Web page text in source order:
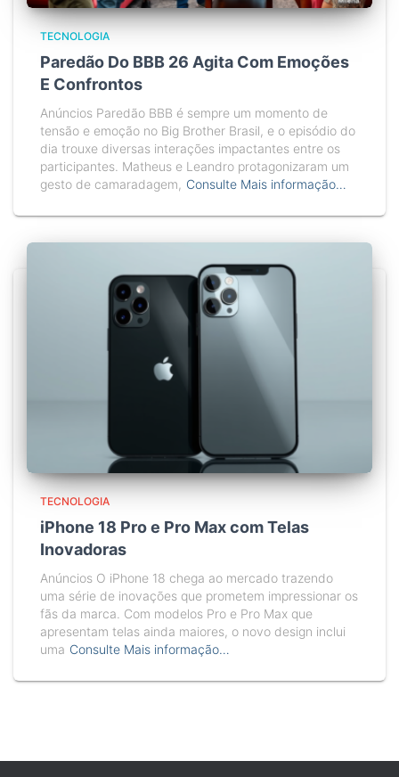
TECNOLOGIA
Paredão Do BBB 26 Agita Com Emoções
E Confrontos
Anúncios Paredão BBB é sempre um momento de
tensão e emoção no Big Brother Brasil, e o episódio do
dia trouxe diversas interações impactantes entre os
participantes. Matheus e Leandro protagonizaram um
gesto de camaradagem, Consulte Mais informação…
TECNOLOGIA
iPhone 18 Pro e Pro Max com Telas
Inovadoras
Anúncios O iPhone 18 chega ao mercado trazendo
uma série de inovações que prometem impressionar os
fãs da marca. Com modelos Pro e Pro Max que
apresentam telas ainda maiores, o novo design inclui
uma Consulte Mais informação…